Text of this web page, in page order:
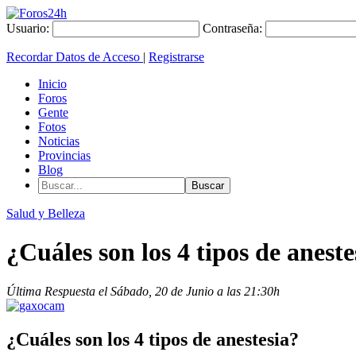
Usuario: Contraseña:
Recordar Datos de Acceso | Registrarse
Inicio
Foros
Gente
Fotos
Noticias
Provincias
Blog
Salud y Belleza
¿Cuáles son los 4 tipos de
Última Respuesta el Sábado, 20 de Junio a las 21:30h
¿Cuáles son los 4 tipos de anestesia?